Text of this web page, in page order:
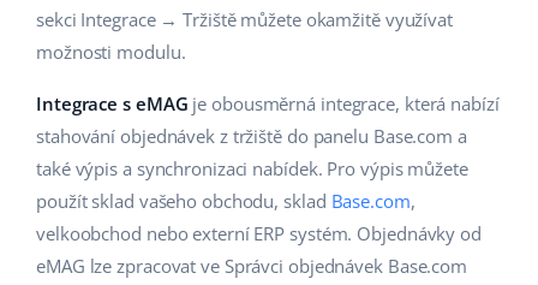
Kalkulačka růstu tržeb a úspor s Base
Partneři
Kontakt
español (MX)
Italiano
polski
português (BR)
sekci Integrace → Tržiště můžete okamžitě využívat
možnosti modulu.
Integrace s eMAG je obousměrná integrace, která nabízí
stahování objednávek z tržiště do panelu Base.com a
také výpis a synchronizaci nabídek. Pro výpis můžete
použít sklad vašeho obchodu, sklad Base.com,
velkoobchod nebo externí ERP systém. Objednávky od
eMAG lze zpracovat ve Správci objednávek Base.com